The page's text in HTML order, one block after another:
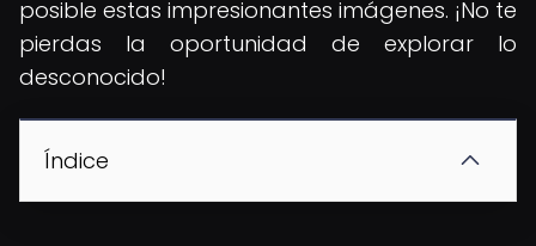
posible estas impresionantes imágenes. ¡No te
pierdas la oportunidad de explorar lo
desconocido!
Índice